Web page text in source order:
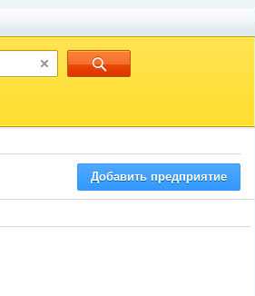
Добавить предприятие